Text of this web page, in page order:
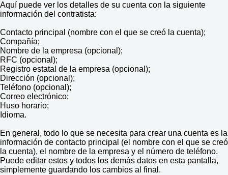
Aquí puede ver los detalles de su cuenta con la siguiente
información del contratista:
Contacto principal (nombre con el que se creó la cuenta);
Compañía;
Nombre de la empresa (opcional);
RFC (opcional);
Registro estatal de la empresa (opcional);
Dirección (opcional);
Teléfono (opcional);
Correo electrónico;
Huso horario;
Idioma.
En general, todo lo que se necesita para crear una cuenta es la
información de contacto principal (el nombre con el que se creó
la cuenta), el nombre de la empresa y el número de teléfono.
Puede editar estos y todos los demás datos en esta pantalla,
simplemente guardando los cambios al final.